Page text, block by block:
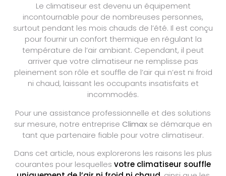
Le climatiseur est devenu un équipement
incontournable pour de nombreuses personnes,
surtout pendant les mois chauds de l’été. Il est conçu
pour fournir un confort thermique en régulant la
température de l’air ambiant. Cependant, il peut
arriver que votre climatiseur ne remplisse pas
pleinement son rôle et souffle de l’air qui n’est ni froid
ni chaud, laissant les occupants insatisfaits et
incommodés.
Pour une assistance professionnelle et des solutions
sur mesure, notre entreprise Climax se démarque en
tant que partenaire fiable pour votre climatiseur.
Dans cet article, nous explorerons les raisons les plus
courantes pour lesquelles votre climatiseur souffle